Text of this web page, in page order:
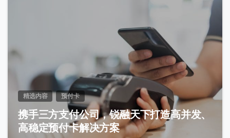
8
精选内容 预付卡
携手三方支付公司，锐融天下打造高并发、
高稳定预付卡解决方案